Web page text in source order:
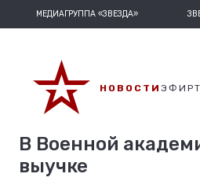
МЕДИАГРУППА «ЗВЕЗДА»
НОВОСТИ ЭФИР
В Военной
выучке